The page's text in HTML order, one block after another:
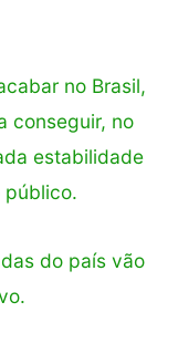
no Brasil,
conseguir, no
estabilidade
público.
do país vão